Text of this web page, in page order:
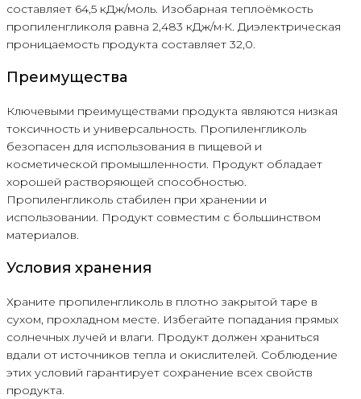
составляет 64,5 кДж/моль. Изобарная теплоёмкость
пропиленгликоля равна 2,483 кДж/м·К. Диэлектрическая
проницаемость продукта составляет 32,0.
Преимущества
Ключевыми преимуществами продукта являются низкая
токсичность и универсальность. Пропиленгликоль
безопасен для использования в пищевой и
косметической промышленности. Продукт обладает
хорошей растворяющей способностью.
Пропиленгликоль стабилен при хранении и
использовании. Продукт совместим с большинством
материалов.
Условия хранения
Храните пропиленгликоль в плотно закрытой таре в
сухом, прохладном месте. Избегайте попадания прямых
солнечных лучей и влаги. Продукт должен храниться
вдали от источников тепла и окислителей. Соблюдение
этих условий гарантирует сохранение всех свойств
продукта.